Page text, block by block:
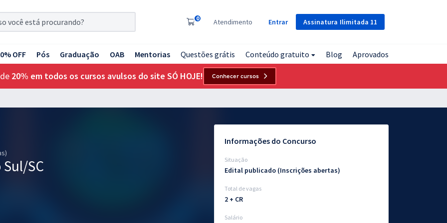
Assinatura Ilimitada 11
0 Atendimento Entrar
OFF Pós Graduação OAB Mentorias Questões grátis Conteúdo gratuito Blog Aprovados
20% em todos os cursos avulsos do site SÓ HOJE! Conhecer cursos
SC
Informações do Concurso
Situação
Edital publicado (Inscrições abertas)
Total de vagas
2 + CR
Salário